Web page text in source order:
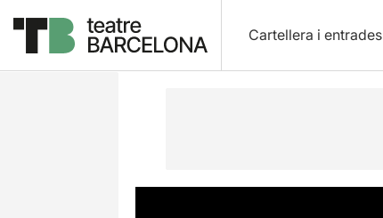
Cartellera i entrades
Descripció Fitxa artística